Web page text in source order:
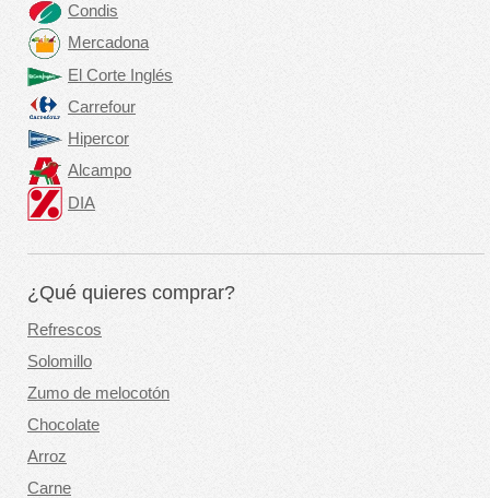
Condis
Mercadona
El Corte Inglés
Carrefour
Hipercor
Alcampo
DIA
¿Qué quieres comprar?
Refrescos
Solomillo
Zumo de melocotón
Chocolate
Arroz
Carne